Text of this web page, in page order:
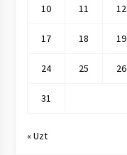
10 11 12
17 18 19
24 25 26
31
« Uzt